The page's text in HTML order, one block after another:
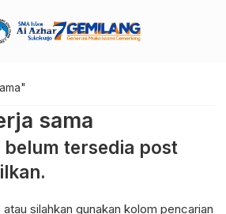
sama
belum tersedia post
atau silahkan gunakan kolom pencarian